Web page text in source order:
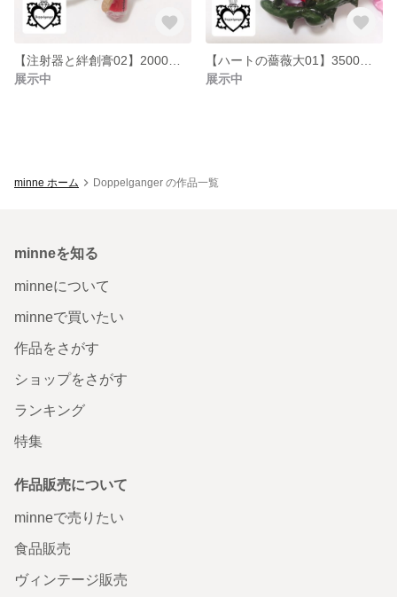
展示中
展示中
minne ホーム Doppelganger の作品一覧
minneを知る
minneについて
minneで買いたい
作品をさがす
ショップをさがす
ランキング
特集
作品販売について
minneで売りたい
食品販売
ヴィンテージ販売